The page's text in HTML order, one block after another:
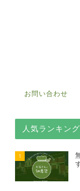
お問い合わせ
人気ランキング
1